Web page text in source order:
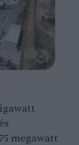
megawatt